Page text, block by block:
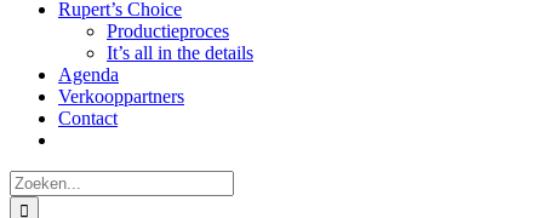
Rupert’s Choice
Productieproces
It’s all in the details
Agenda
Verkooppartners
Contact
Zoeken
naar: